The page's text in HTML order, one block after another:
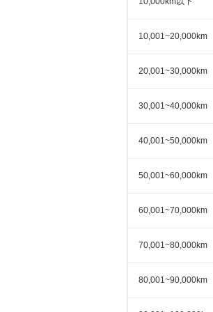
10,001~20,000km
20,001~30,000km
30,001~40,000km
40,001~50,000km
50,001~60,000km
60,001~70,000km
70,001~80,000km
80,001~90,000km